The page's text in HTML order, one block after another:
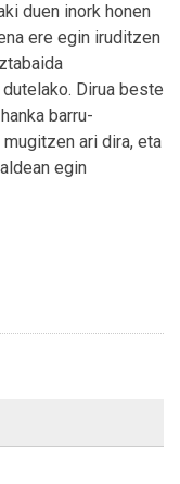
duen inork honen
ere egin iruditzen
Dirua beste
barru-
mugitzen ari dira, eta
egin